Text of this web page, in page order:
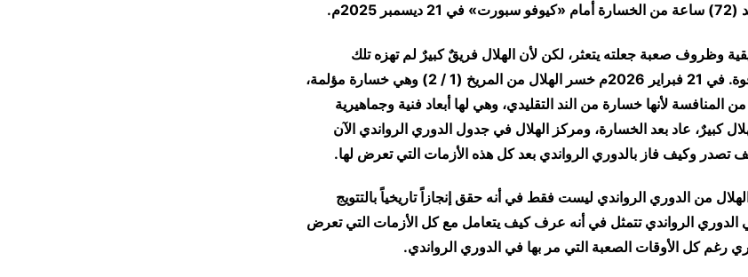
2025م.
وظروف صعبة جعلته يتعثر، لكن لأن الهلال فريقٌ كبيرٌ لم تهزه تلك
التعثرات، بل كانت تزيده قوة. في 21 فبراير 2026م خسر الهلال من المريخ (1 / 2) وهي خسارة مؤلمة،
المنافسة لأنها خسارة من الند التقليدي، وهي لها أبعاد فنية وجماهيرية
كبيرٌ، عاد بعد الخسارة، ومركز الهلال في جدول الدوري الرواندي الآن
تصدر وكيف فاز بالدوري الرواندي بعد كل هذه الأزمات التي تعرض لها.
من الدوري الرواندي ليست فقط في أنه حقق إنجازاً تاريخياً بالتتويج
الدوري الرواندي تتمثل في أنه عرف كيف يتعامل مع كل الأزمات التي تعرض
رغم كل الأوقات الصعبة التي مر بها في الدوري الرواندي.